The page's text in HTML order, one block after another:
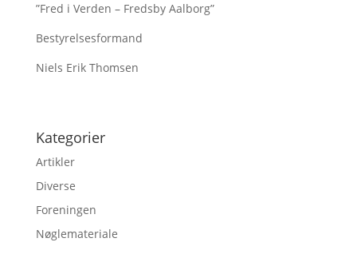
”Fred i Verden – Fredsby Aalborg”
Bestyrelsesformand
Niels Erik Thomsen
Kategorier
Artikler
Diverse
Foreningen
Nøglemateriale